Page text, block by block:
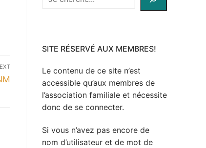
SITE RÉSERVÉ AUX MEMBRES!
Le contenu de ce site n’est
accessible qu’aux membres de
l’association familiale et nécessite
donc de se connecter.
Si vous n’avez pas encore de
nom d’utilisateur et de mot de